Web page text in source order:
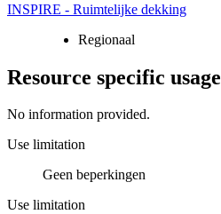
INSPIRE - Ruimtelijke dekking
Regionaal
Resource specific usage
No information provided.
Use limitation
Geen beperkingen
Use limitation